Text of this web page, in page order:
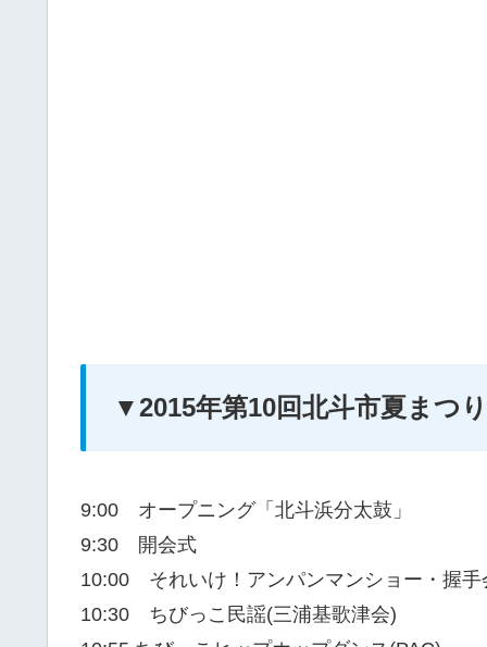
▼2015年第10回北斗市夏まつ
9:00 オープニング「北斗浜分太鼓」
9:30 開会式
10:00 それいけ！アンパンマンショー・握手
10:30 ちびっこ民謡(三浦基歌津会)